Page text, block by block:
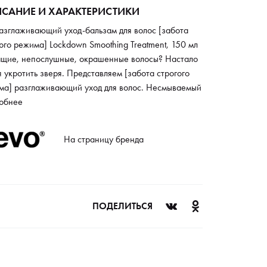
И ХАРАКТЕРИСТИКИ
уход-бальзам для волос [забота
режима] Lockdown Smoothing Treatment, 150 мл
непослушные, окрашенные волосы? Настало
укротить зверя. Представляем [забота строгого
разглаживающий уход для волос. Несмываемый
волос гарантирует мягкость и гладкость волосам
и подготавливает волосы к укладке,
блеск. Рекомендовано использовать вместе с
На страницу бренда
ПОДЕЛИТЬСЯ